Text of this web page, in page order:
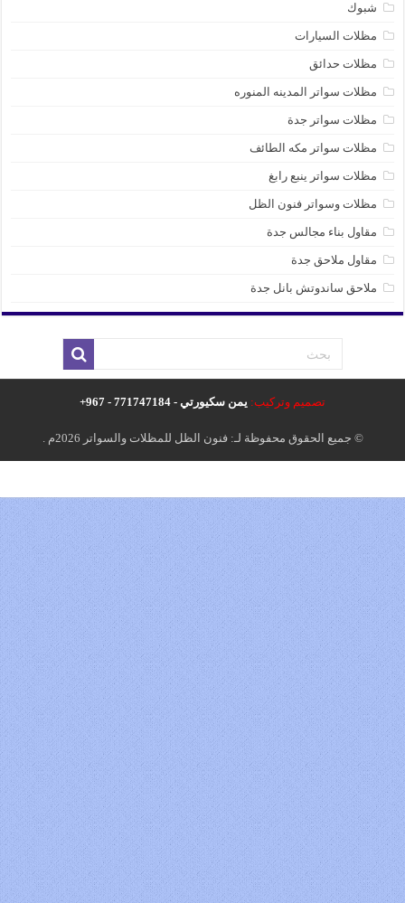
شبوك
مظلات السيارات
مظلات حدائق
مظلات سواتر المدينه المنوره
مظلات سواتر جدة
مظلات سواتر مكه الطائف
مظلات سواتر ينبع رابغ
مظلات وسواتر فنون الظل
مقاول بناء مجالس جدة
مقاول ملاحق جدة
ملاحق ساندوتش بانل جدة
تصميم وتركيب:يمن سكيورتي - 771747184 - 967+
© جميع الحقوق محفوظة لـ: فنون الظل للمظلات والسواتر 2026م .